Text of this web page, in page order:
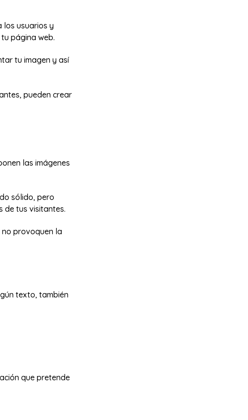
los usuarios y
página web.
tu imagen y así
pueden crear
las imágenes
sólido, pero
de tus visitantes.
provoquen la
texto, también
que pretende